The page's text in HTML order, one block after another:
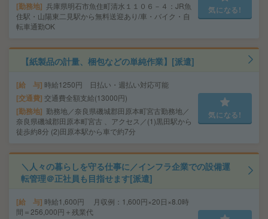
勤務地 兵庫県明石市魚住町清水１１０６－４：JR魚
住駅・山陽東二見駅から無料送迎あり/車・バイク・自
転車通勤OK
気になる!
【紙製品の計量、梱包などの単純作業】[派遣]
給 与 時給1250円 日払い・週払い対応可能
交通費 交通費全額支給(13000円)
勤務地 勤務地／奈良県磯城郡田原本町宮古勤務地／
奈良県磯城郡田原本町宮古 、アクセス／(1)黒田駅から
徒歩約8分 (2)田原本駅から車で約7分
気になる!
＼人々の暮らしを守る仕事に／インフラ企業での設備運
転管理＠正社員も目指せます[派遣]
給 与 時給1,600円 月収例：1,600円×20日×8.0時
間＝256,000円＋残業代